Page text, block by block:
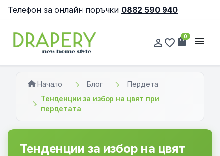
Телефон за онлайн поръчки 0882 590 940
person_outline favorite_border shopping_bag
0 menu
Начало Блог
Пердета
Тенденции за избор на цвят при
пердетата
Тенденции за избор на цвят